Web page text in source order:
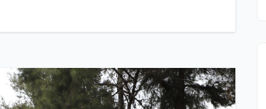
reafirma su
permanencia y
lealtad a Morena